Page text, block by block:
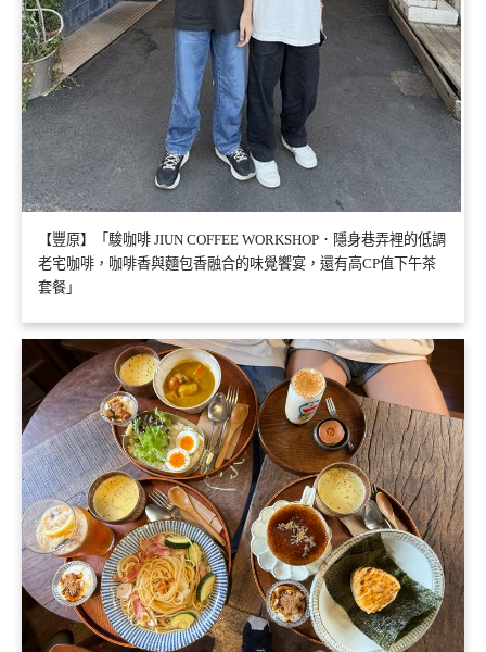
【豐原】「駿咖啡 JIUN COFFEE WORKSHOP．隱身巷弄裡的低調
老宅咖啡，咖啡香與麵包香融合的味覺饗宴，還有高CP值下午茶
套餐」